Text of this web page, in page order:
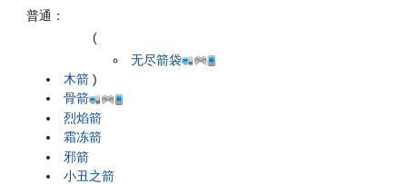
普通：
木箭
(
无尽箭袋
)
骨箭
烈焰箭
霜冻箭
邪箭
小丑之箭